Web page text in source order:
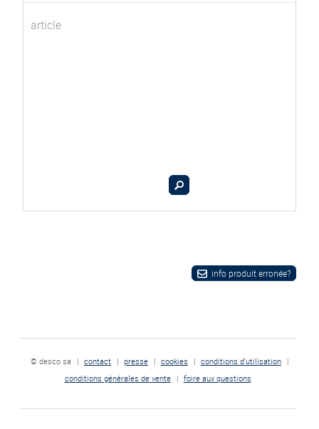
article
info produit erronée?
© desco sa | contact | presse | cookies | conditions d'utilisation |
conditions générales de vente
| foire aux questions